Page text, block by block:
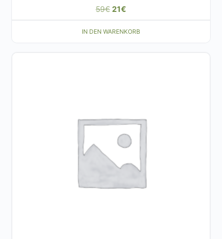
59€ 21€
IN DEN WARENKORB